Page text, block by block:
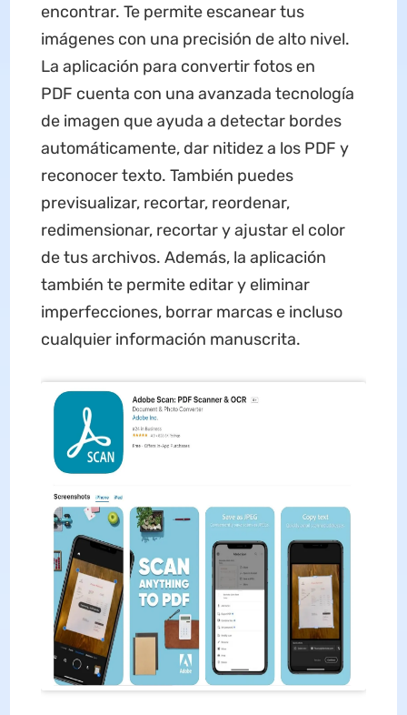
encontrar. Te permite escanear tus
imágenes con una precisión de alto nivel.
La aplicación para convertir fotos en
PDF cuenta con una avanzada tecnología
de imagen que ayuda a detectar bordes
automáticamente, dar nitidez a los PDF y
reconocer texto. También puedes
previsualizar, recortar, reordenar,
redimensionar, recortar y ajustar el color
de tus archivos. Además, la aplicación
también te permite editar y eliminar
imperfecciones, borrar marcas e incluso
cualquier información manuscrita.